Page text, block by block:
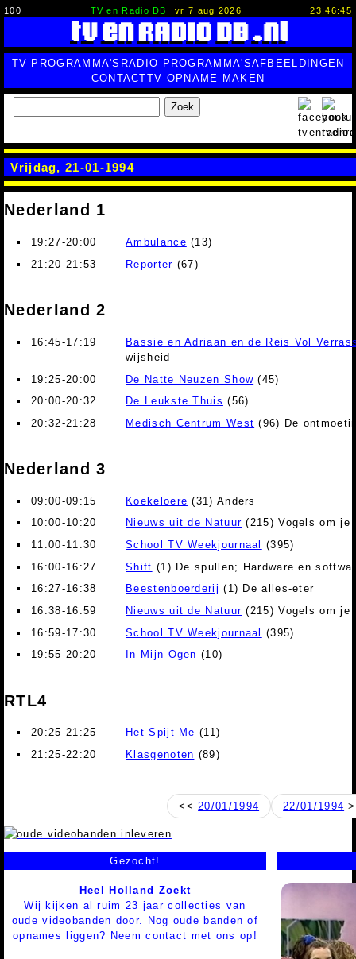
100 TV en Radio DB vr 7 aug 2026 23:46:46
TV PROGRAMMA'S RADIO PROGRAMMA'SAFBEELDINGEN
CONTACTTV OPNAME MAKEN
Zoek
Vrijdag, 21-01-1994
Nederland 1
19:27-20:00 Ambulance (13)
21:20-21:53
Reporter (67)
Nederland 2
16:45-17:19
Bassie en Adriaan en de Reis Vol
wijsheid
19:25-20:00
De Natte Neuzen Show (45)
20:00-20:32
De Leukste Thuis (56)
20:32-21:28
Medisch Centrum West (96) De
Nederland 3
09:00-09:15 Koekeloere (31) Anders
10:00-10:20
Nieuws uit de Natuur (215) Vogels om je
11:00-11:30
School TV Weekjournaal
(395)
16:00-16:27
Shift (1) De spullen; Hardware en
16:27-16:38
Beestenboerderij (1) De alles-eter
16:38-16:59
Nieuws uit de Natuur (215) Vogels om je
16:59-17:30
School TV Weekjournaal (395)
19:55-20:20
In Mijn Ogen (10)
RTL4
20:25-21:25 Het Spijt Me (11)
21:25-22:20
Klasgenoten (89)
<< 20/01/1994 22/01/1994
Gezocht!
Heel Holland Zoekt
Wij kijken al ruim 23 jaar collecties van
oude videobanden door. Nog oude banden of
opnames liggen? Neem contact met ons op!